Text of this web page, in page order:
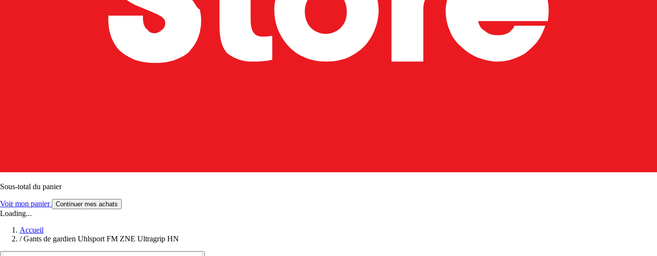
Sous-total du panier
Voir mon panier Continuer mes achats
Loading...
Accueil
/ Gants de gardien Uhlsport FM ZNE Ultragrip HN